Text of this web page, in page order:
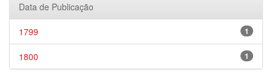
Data de Publicação
1
1799
1
1800